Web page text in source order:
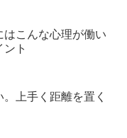
はこんな心理が働い
ト
上手く距離を置く